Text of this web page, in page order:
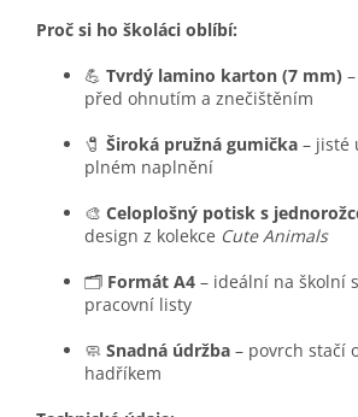
Proč si ho školáci oblíbí:
💪 Tvrdý lamino karton (7 mm)
před ohnutím a znečištěním
🧷 Široká pružná gumička – jisté
plném naplnění
🎨 Celoplošný potisk s
design z kolekce Cute Animals
🗂️ Formát A4 – ideální na školní
pracovní listy
🧼 Snadná údržba – povrch stačí
hadříkem